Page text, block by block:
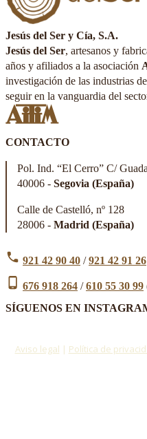
Jesús del Ser y Cía, S.A.
Jesús del Ser, artesanos y
años y afiliados a la asociación
investigación de las industrias
seguir en la vanguardia del
CONTACTO
Pol. Ind. “El Cerro” C/
40006 - Segovia (España)
Calle de Castelló, nº 128
28006 - Madrid (España)
921 42 90 40 /921 42 91 26
676 918 264 /610 55 30 99
SÍGUENOS EN
Aviso legal | Política de